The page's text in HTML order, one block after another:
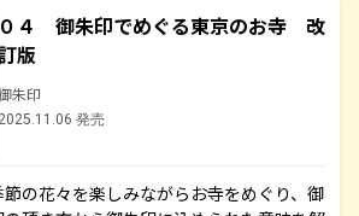
０４ 御朱印でめぐる東京のお寺 改
版
朱印
2025.11.06 発売
の花々を楽しみながらお寺をめぐり、御